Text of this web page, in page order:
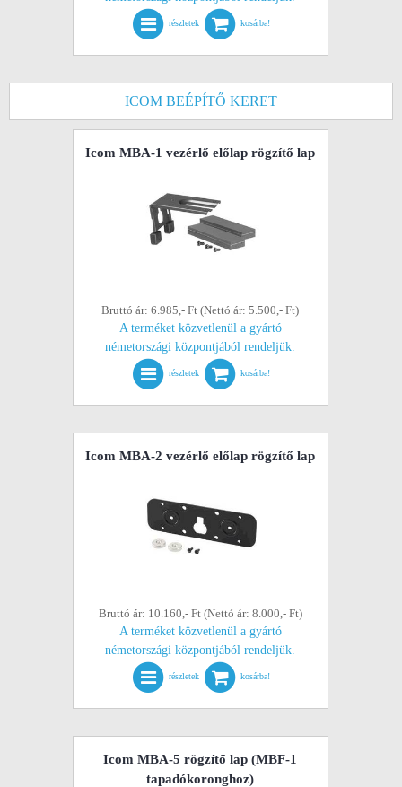
részletek kosárba!
ICOM BEÉPÍTŐ KERET
Icom MBA-1 vezérlő előlap rögzítő lap
Bruttó ár: 6.985,- Ft (Nettó ár: 5.500,- Ft)
A terméket közvetlenül a gyártó
németországi központjából rendeljük.
részletek kosárba!
Icom MBA-2 vezérlő előlap rögzítő lap
Bruttó ár: 10.160,- Ft (Nettó ár: 8.000,- Ft)
A terméket közvetlenül a gyártó
németországi központjából rendeljük.
részletek kosárba!
Icom MBA-5 rögzítő lap (MBF-1
tapadókoronghoz)